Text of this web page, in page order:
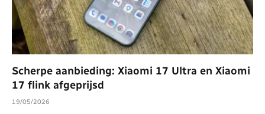
Scherpe aanbieding: Xiaomi 17 Ultra en Xiaomi
17 flink afgeprijsd
19/05/2026